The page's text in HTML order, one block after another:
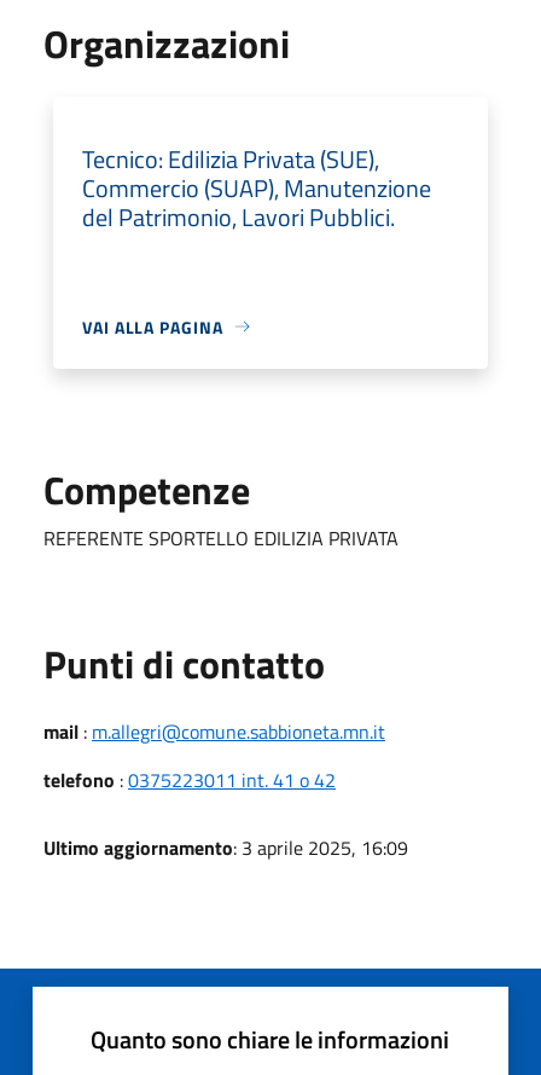
Organizzazioni
Tecnico: Edilizia Privata (SUE),
Commercio (SUAP), Manutenzione
del Patrimonio, Lavori Pubblici.
VAI ALLA PAGINA
Competenze
REFERENTE SPORTELLO EDILIZIA PRIVATA
Punti di contatto
mail : m.allegri@comune.sabbioneta.mn.it
telefono :0375223011 int. 41 o 42
Ultimo aggiornamento: 3 aprile 2025, 16:09
Quanto sono chiare le informazioni